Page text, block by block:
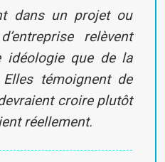
dans un projet ou
relèvent
idéologie que de la
témoignent de
croire plutôt
réellement.